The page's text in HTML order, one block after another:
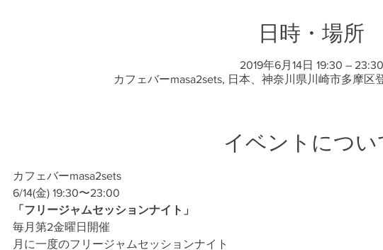
日時・場所
2019年6月14日 19:30 – 23:30
カフェバーmasa2sets, 日本、神奈川県川崎市多摩区
イベントについ
カフェバーmasa2sets
6/14(金) 19:30〜23:00
「フリージャムセッションナイト」
毎月第2金曜日開催
月に一度のフリージャムセッションナイト